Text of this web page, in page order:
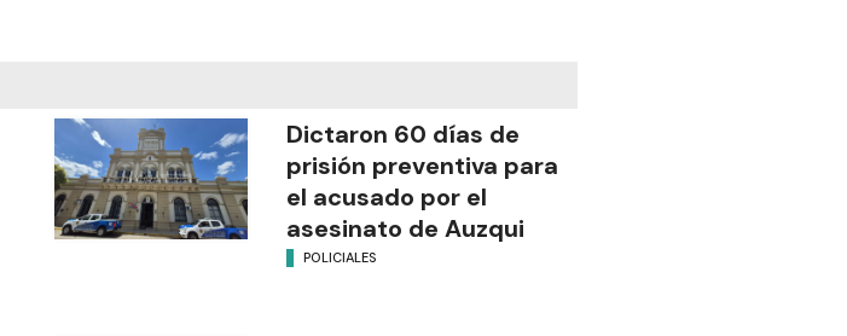
Dictaron 60 días de
prisión preventiva para
el acusado por el
asesinato de Auzqui
POLICIALES